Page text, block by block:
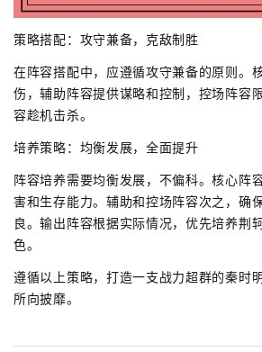
策略搭配：攻守兼备，克敌制胜
在阵容搭配中，应遵循攻守兼备的原则。
伤，辅助阵容提供谋略和控制，控场阵容
容趁机击杀。
培养策略：均衡发展，全面提升
阵容培养需要均衡发展，不偏科。核心阵
害和生存能力。辅助和控场阵容次之，确
良。输出阵容根据实际情况，优先培养荆
色。
遵循以上策略，打造一支战力超群的秦时
所向披靡。